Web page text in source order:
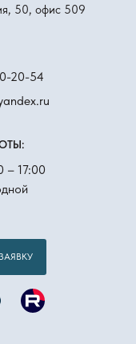
50, офис 509
20-54
– 17:00